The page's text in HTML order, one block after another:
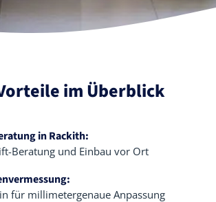
im Überblick
in Rackith:
Beratung und Einbau vor Ort
für millimetergenaue Anpassung